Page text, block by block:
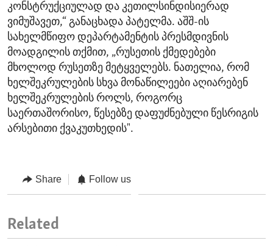
კონსტრუქციულად და კეთილსინდისიერად
ვიმუშავეთ,“ განაცხადა პატელმა. აშშ-ის
სახელმწიფო დეპარტამენტის პრესმდივნის
მოადგილის თქმით, „რუსეთის ქმედებები
მხოლოდ რუსეთზე მეტყველებს. ნათელია, რომ
ხელშეკრულების სხვა მონაწილეები აღიარებენ
ხელშეკრულების როლს, როგორც
საერთაშორისო, წესებზე დაფუძნებული წესრიგის
არსებითი ქვაკუთხედის".
Share Follow us
Related